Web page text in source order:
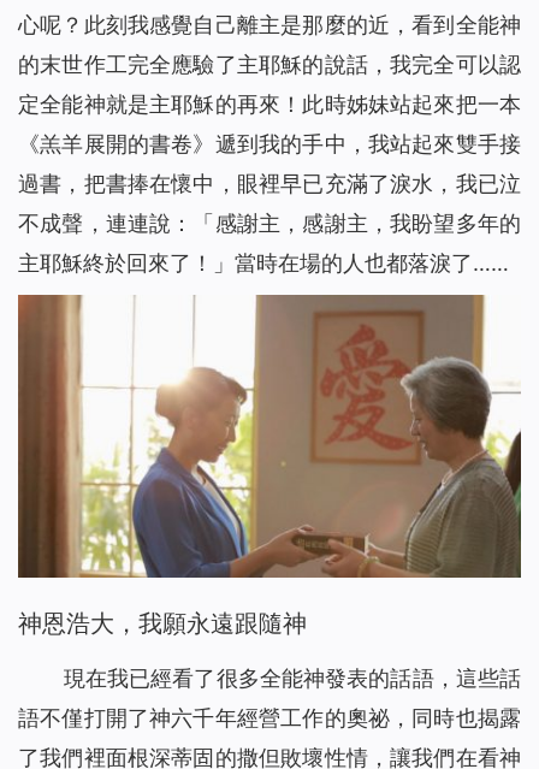
心呢？此刻我感覺自己離主是那麼的近，看到全能神
的末世作工完全應驗了主耶穌的說話，我完全可以認
定全能神就是主耶穌的再來！此時姊妹站起來把一本
《羔羊展開的書卷》遞到我的手中，我站起來雙手接
過書，把書捧在懷中，眼裡早已充滿了淚水，我已泣
不成聲，連連說：「感謝主，感謝主，我盼望多年的
主耶穌終於回來了！」當時在場的人也都落淚了……
神恩浩大，我願永遠跟隨神
現在我已經看了很多全能神發表的話語，這些話
語不僅打開了神六千年經營工作的奧祕，同時也揭露
了我們裡面根深蒂固的撒但敗壞性情，讓我們在看神